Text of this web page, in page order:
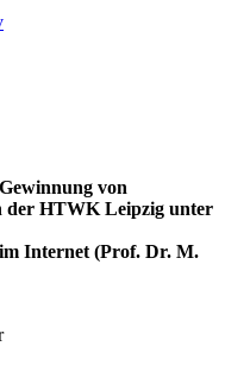
von
der HTWK Leipzig unter
Internet (Prof. Dr. M.